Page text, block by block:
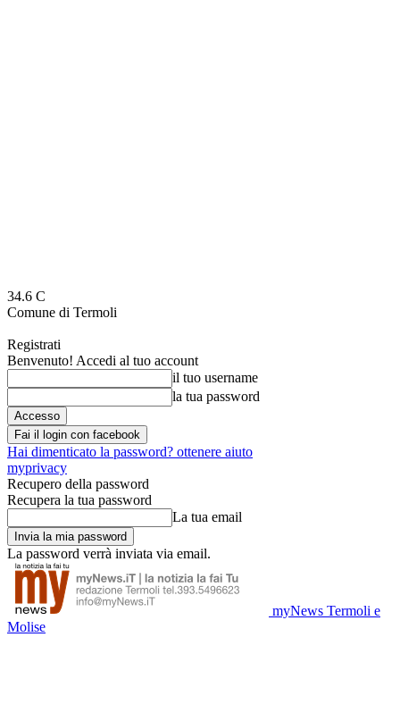
34.6 C
Comune di Termoli
Registrati
Benvenuto! Accedi al tuo account
il tuo username
la tua password
Fai il login con facebook
Hai dimenticato la password? ottenere aiuto
myprivacy
Recupero della password
Recupera la tua password
La tua email
La password verrà inviata via email.
myNews Termoli e
Molise